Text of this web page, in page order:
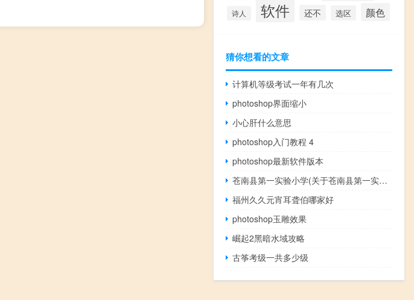
诗人 软件 还不 选区 颜色
猜你想看的文章
计算机等级考试一年有几次
photoshop界面缩小
小心肝什么意思
photoshop入门教程 4
photoshop最新软件版本
苍南县第一实验小学(关于苍南县第一实验小学简述)
福州久久元宵耳聋伯哪家好
photoshop玉雕效果
崛起2黑暗水域攻略
古筝考级一共多少级